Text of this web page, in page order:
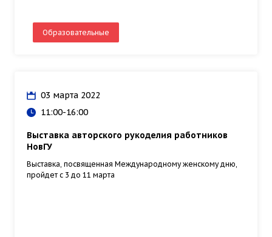
Образовательные
03 марта 2022
11:00-16:00
Выставка авторского рукоделия работников
НовГУ
Выставка, посвященная Международному женскому дню,
пройдет с 3 до 11 марта